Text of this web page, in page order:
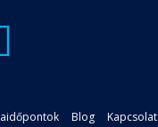
Blog Kapcsolat